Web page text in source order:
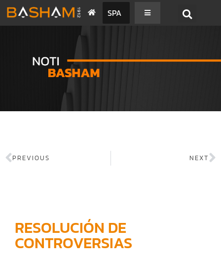
SPA
PREVIOUS NEXT
RESOLUCIÓN DE
CONTROVERSIAS